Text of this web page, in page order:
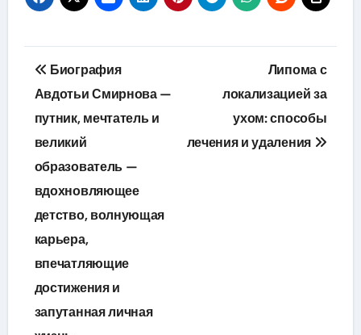
Навигация
по
записям
Биография
Авдотьи Смирнова —
путник, мечтатель и
великий
образователь —
вдохновляющее
детство, волнующая
карьера,
впечатляющие
достижения и
запутанная личная
Липома с
локализацией за
ухом: способы
лечения и удаления